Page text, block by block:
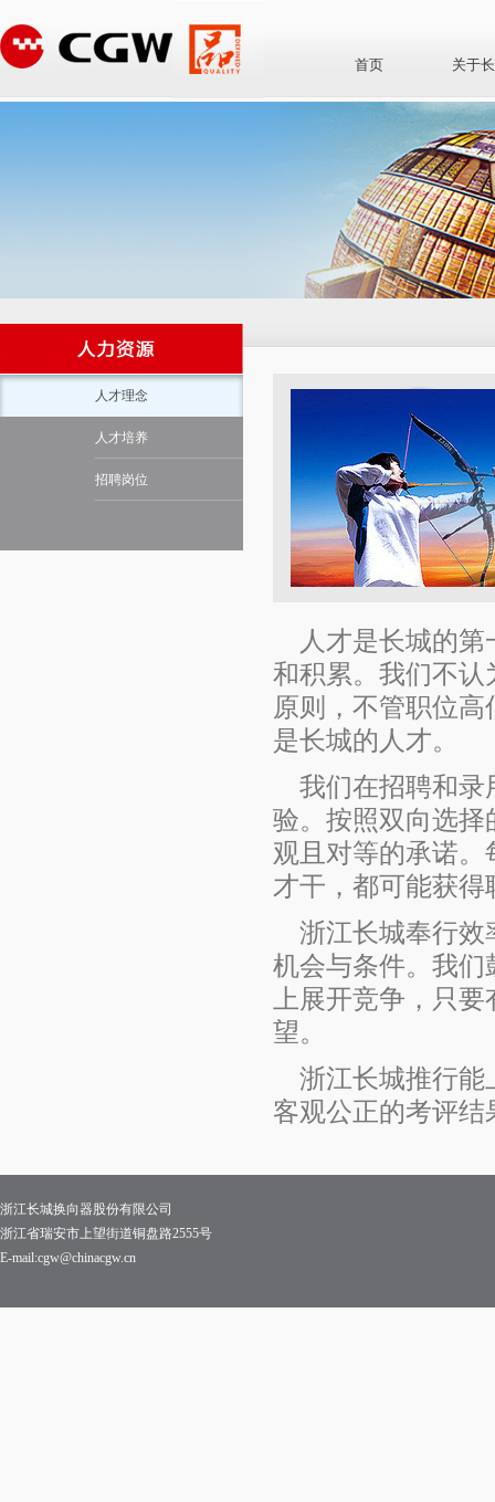
关于
首页
人才理念
人才培养
招聘岗位
人才是长城的
和积累。我们不认
原则，不管职位
是长城的人才。
我们在招聘和录
验。按照双向选择
观且对等的承诺
才干，都可能获
浙江长城奉行效
机会与条件。我们
上展开竞争，只
望。
浙江长城推行能
客观公正的考评
浙江长城换向器股份有限公司
浙江省瑞安市上望街道铜盘路2555号
E-mail:cgw@chinacgw.cn